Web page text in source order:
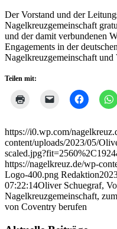
Der Vorstand und der
Nagelkreuzgemeinschaft
und der damit verbundenen
Engagements in der
Nagelkreuzgemeinschaft und
Teilen mit:
https://i0.wp.com/
content/uploads/2023/05/
https://nagelkreuz.de/wp-
Logo-400.png Redaktion
07:22:14Oliver Schuegraf,
Nagelkreuzgemeinschaft,
von Coventry berufen